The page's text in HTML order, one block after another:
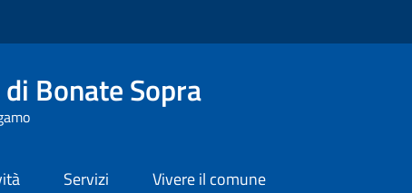
Bonate Sopra
Servizi Vivere il comune